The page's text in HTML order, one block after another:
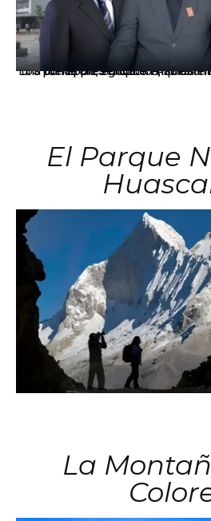
Los principales grupos empresariales del país mantienen una fuerte presencia en Áncash
El Parque
La